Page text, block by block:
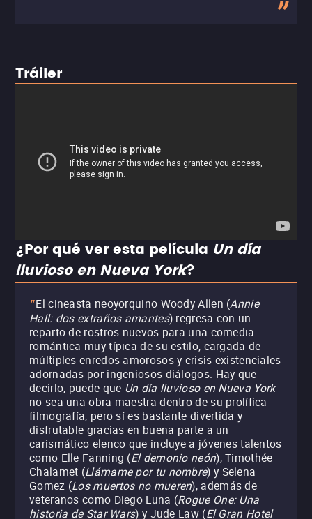
Tráiler
¿Por qué ver esta película Un día
lluvioso en Nueva York?
"El cineasta neoyorquino Woody Allen (Annie
Hall: dos extraños amantes) regresa con un
reparto de rostros nuevos para una comedia
romántica muy típica de su estilo, cargada de
múltiples enredos amorosos y crisis existenciales
adornadas por ingeniosos diálogos. Hay que
decirlo, puede que Un día lluvioso en Nueva York
no sea una obra maestra dentro de su prolífica
filmografía, pero sí es bastante divertida y
disfrutable gracias en buena parte a un
carismático elenco que incluye a jóvenes talentos
como Elle Fanning (El demonio neón), Timothée
Chalamet (Llámame por tu nombre) y Selena
Gomez (Los muertos no mueren), además de
veteranos como Diego Luna (Rogue One: Una
historia de Star Wars) y Jude Law (El Gran Hotel